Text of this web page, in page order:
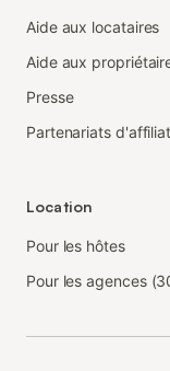
Aide aux locataires
Aide aux
Presse
Partenariats
Location
Pour les hôtes
Pour les agences